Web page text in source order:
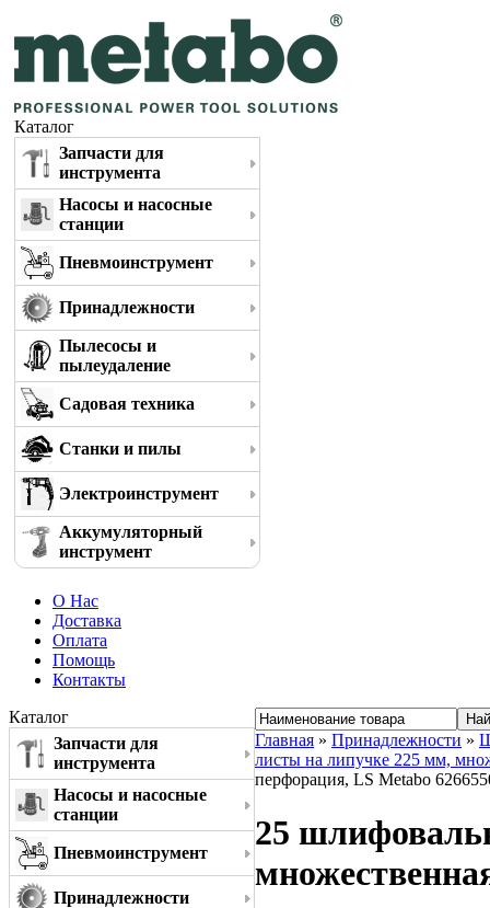
Каталог
Запчасти для
инструмента
Насосы и насосные
станции
Пневмоинструмент
Принадлежности
Пылесосы и
пылеудаление
Садовая техника
Станки и пилы
Электроинструмент
Аккумуляторный
инструмент
О Нас
Доставка
Оплата
Помощь
Контакты
Каталог
Запчасти для
инструмента
Насосы и насосные
станции
Пневмоинструмент
Принадлежности
Главная » Принадлежности »
листы на липучке 225 мм,
перфорация, LS Metabo
25